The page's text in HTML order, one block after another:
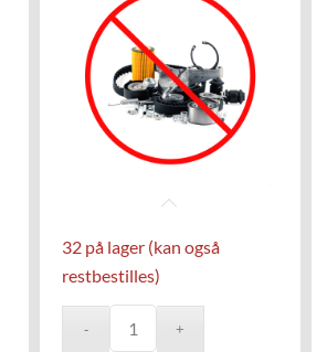
32 på lager (kan også
restbestilles)